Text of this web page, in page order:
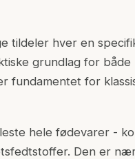
tildeler hver en
grundlag for både
fundamentet for
hele fødevarer -
Den er